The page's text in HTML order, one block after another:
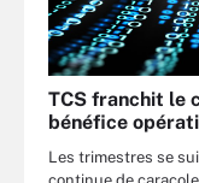
TCS franchit le
bénéfice
Les trimestres se